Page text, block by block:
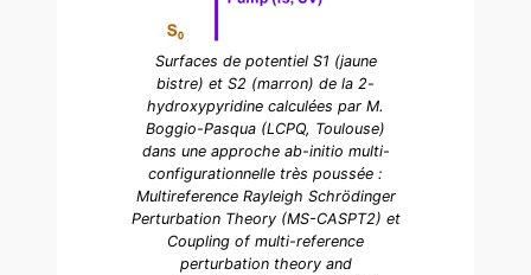
Surfaces de potentiel S1 (jaune
bistre) et S2 (marron) de la 2-
hydroxypyridine calculées par M.
Boggio-Pasqua (LCPQ, Toulouse)
dans une approche ab-initio multi-
configurationnelle très poussée :
Multireference Rayleigh Schrödinger
Perturbation Theory (MS-CASPT2) et
Coupling of multi-reference
perturbation theory and